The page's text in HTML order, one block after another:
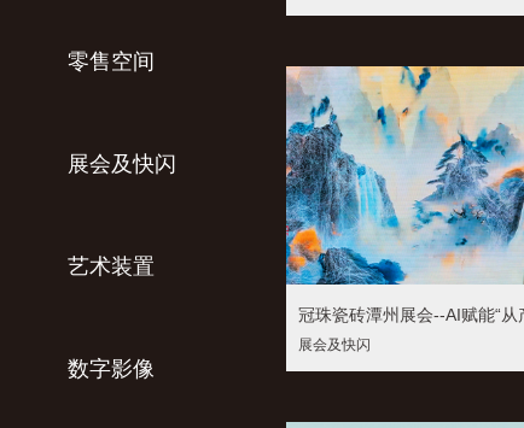
零售空间
展会及快闪
艺术装置
数字影像
展会及快闪